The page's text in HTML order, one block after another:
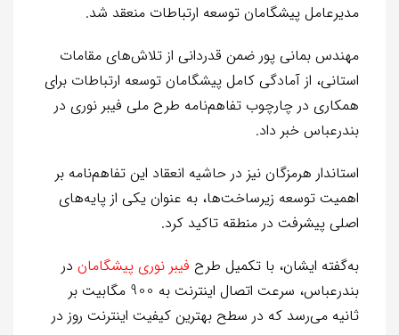
مدیرعامل پیشگامان توسعه ارتباطات منعقد شد.
مهندس بمانی پور ضمن قدردانی از تلاش‌های مقامات
استانی، از آمادگی کامل پیشگامان توسعه ارتباطات برای
همکاری در چارچوب تفاهم‌نامه طرح ملی فیبر نوری در
بندرعباس خبر داد.
استاندار هرمزگان نیز در حاشیه انعقاد این تفاهم‌نامه بر
اهمیت توسعه زیرساخت‌ها، به عنوان یکی از پایه‌های
اصلی پیشرفت در منطقه تاکید کرد.
به‌گفته ایشان، با تکمیل طرح فیبر نوری پیشگامان در
بندرعباس، سرعت اتصال اینترنت به 900 مگابیت بر
ثانیه می‌رسد که در سطح بهترین کیفیت اینترنت روز در